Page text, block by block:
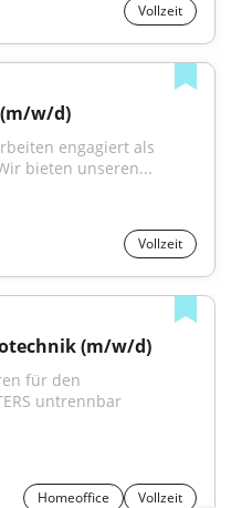
Vollzeit
w/d)
engagiert als
bieten unseren...
Vollzeit
(m/w/d)
für den
untrennbar
Homeoffice Vollzeit